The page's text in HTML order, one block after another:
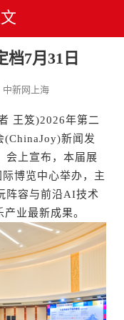
档7月31日
新网上海
王笈)2026年第二
(ChinaJoy)新闻发
会上宣布，本届展
博览中心举办，主
阵容与前沿AI技术
业最新成果。